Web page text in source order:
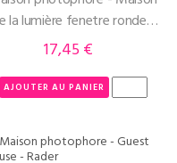
la lumière fenetre ronde -
Rader
Prix
17,45 €
AJOUTER AU PANIER